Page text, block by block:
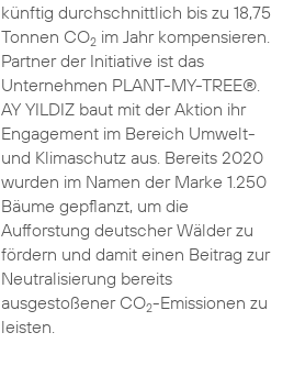
künftig durchschnittlich bis zu 18,75
Tonnen CO2im Jahr kompensieren.
Partner der Initiative ist das
Unternehmen PLANT-MY-TREE®.
AY YILDIZ baut mit der Aktion ihr
Engagement im Bereich Umwelt-
und Klimaschutz aus. Bereits 2020
wurden im Namen der Marke 1.250
Bäume gepflanzt, um die
Aufforstung deutscher Wälder zu
fördern und damit einen Beitrag zur
Neutralisierung bereits
ausgestoßener CO2-Emissionen zu
leisten.